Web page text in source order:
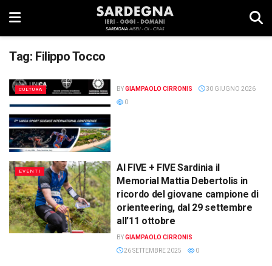
Tag: Filippo Tocco
CULTURA BYGIAMPAOLO CIRRONIS
30 GIUGNO 2026
0
EVENTI
Al FIVE + FIVE Sardinia il
Memorial Mattia Debertolis in
ricordo del giovane campione di
orienteering, dal 29 settembre
all’11 ottobre
BYGIAMPAOLO CIRRONIS
26 SETTEMBRE 2025
0